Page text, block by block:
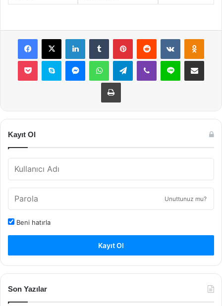
Facebook
X LinkedInTumblr PinterestReddit VKontakte
Pocket Skype MessengerWhatsAppTelegramViber Line E-Posta ile
Yazdır
Kayıt Ol
Unuttunuz mu?
Beni hatırla
Kayıt Ol
Son Yazılar